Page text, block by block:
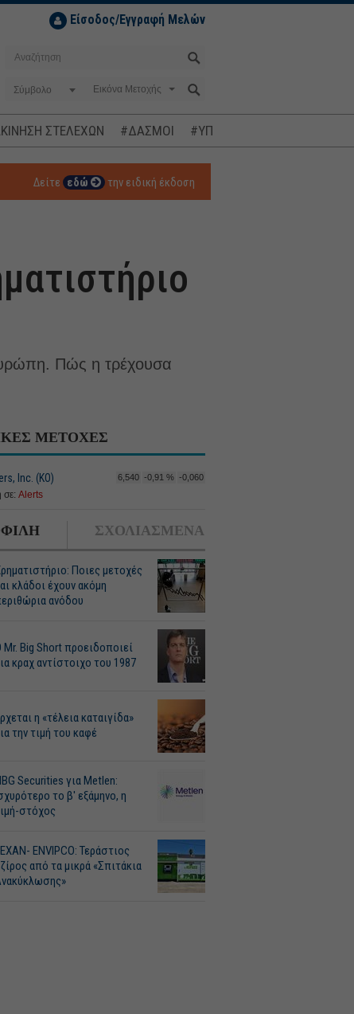
Είσοδος/Εγγραφή Μελών
Σύμβολο
ΣΤΕΛΕΧΩΝ #ΔΑΣΜΟΙ #ΥΠΟΚΛΟΠΕΣ
Δείτε εδώ την ειδική έκδοση
Πώς η τρέχουσα
ΜΕΤΟΧΕΣ
Inc. (ΚΟ) 6,540 -0,91 % -0,060
σε: Alerts
ΣΧΟΛΙΑΣΜΕΝΑ
Ποιες μετοχές
κλάδοι έχουν ακόμη
ανόδου
Mr. Big Short προειδοποιεί
κραχ αντίστοιχο του 1987
η «τέλεια καταιγίδα»
την τιμή του καφέ
Securities για Metlen:
το β' εξάμηνο, η
στόχος
ENVIPCO: Τεράστιος
από τα μικρά «Σπιτάκια